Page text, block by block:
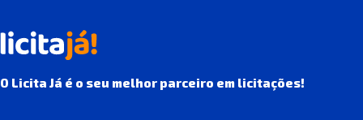
O Licita Já é o seu melhor parceiro em licitações!